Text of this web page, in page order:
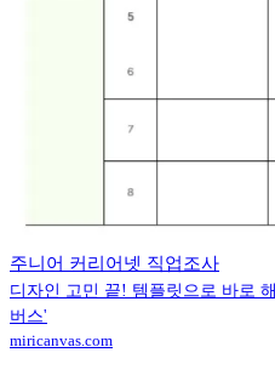
주니어 커리어넷 직업조사
디자인 고민 끝! 템플릿으로 바로
버스'
miricanvas.com